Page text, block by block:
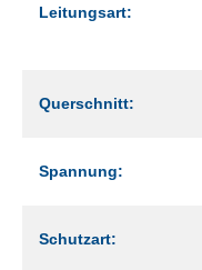
Leitungsart:
Querschnitt:
Spannung:
Schutzart: